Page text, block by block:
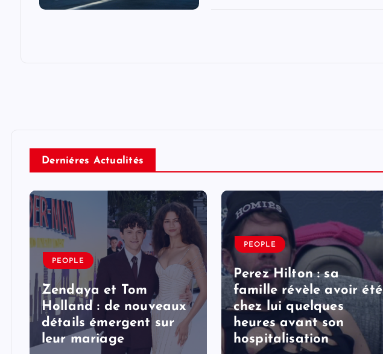
Derniéres Actualités
PEOPLE
Zendaya et Tom
Holland : de nouveaux
détails émergent sur
leur mariage
PEOPLE
Perez Hilton : sa
famille révèle avoir été
chez lui quelques
heures avant son
hospitalisation